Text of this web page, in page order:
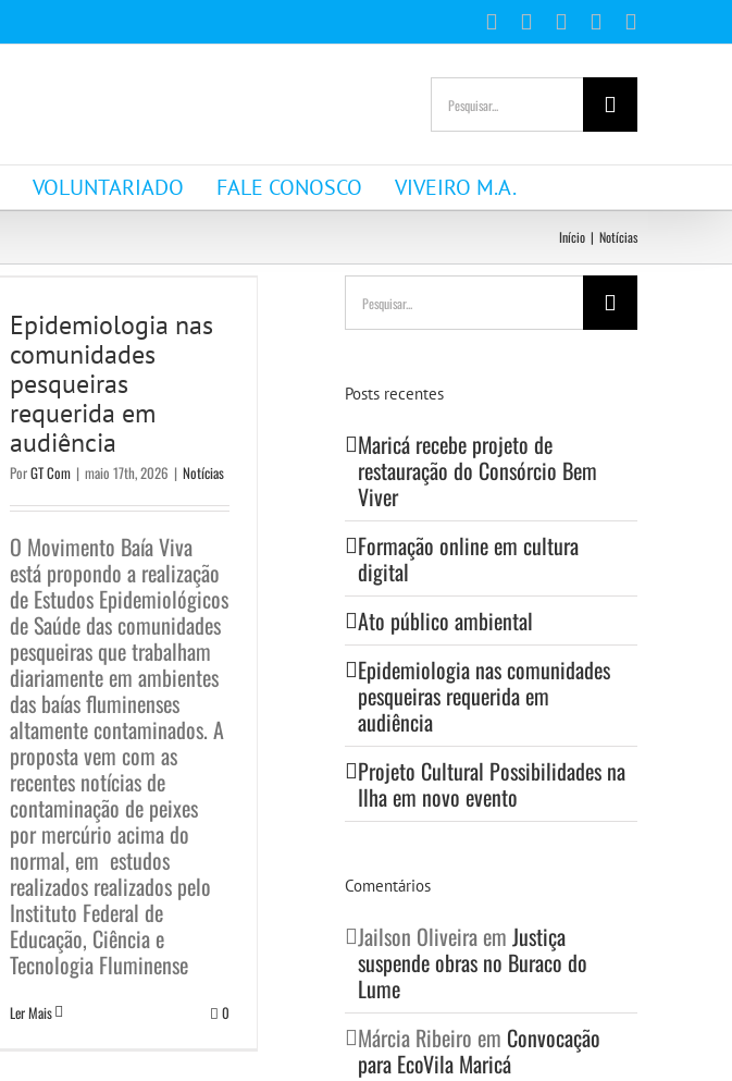
FacebookInstagramYouTubeWhatsApp
mail
Buscar
resultados
para:
VOLUNTARIADO FALE CONOSCO VIVEIRO M.A.
Início | Notícias
comunidades
pesqueiras requerida
em audiência
Notícias
Epidemiologia nas
comunidades
pesqueiras
requerida em
audiência
PorGT Com | maio 17th, 2026 | Notícias
O Movimento Baía Viva
está propondo a realização
de Estudos Epidemiológicos
de Saúde das comunidades
pesqueiras que trabalham
diariamente em ambientes
das baías fluminenses
altamente contaminados. A
proposta vem com as
recentes notícias de
contaminação de peixes
por mercúrio acima do
normal, em estudos
realizados realizados pelo
Instituto Federal de
Educação, Ciência e
Tecnologia Fluminense
Ler Mais 0
Buscar
resultados
para:
Posts recentes
Maricá recebe projeto de
restauração do Consórcio Bem
Viver
Formação online em cultura
digital
Ato público ambiental
Epidemiologia nas comunidades
pesqueiras requerida em
audiência
Projeto Cultural Possibilidades na
Ilha em novo evento
Comentários
Jailson Oliveiraem Justiça
suspende obras no Buraco do
Lume
Márcia Ribeiro em Convocação
para EcoVila Maricá